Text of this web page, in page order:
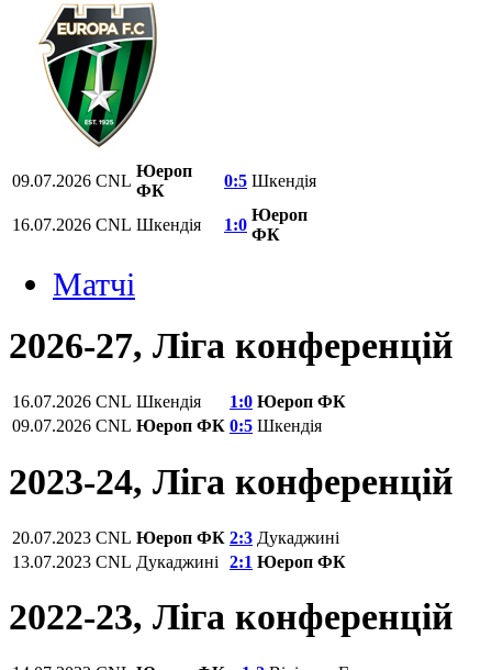
09.07.2026 CNL
Юероп
ФК
0:5 Шкендія
16.07.2026 CNL Шкендія 1:0
Юероп
ФК
Матчi
2026-27, Ліга конференцій
16.07.2026 CNL Шкендія 1:0 Юероп ФК
09.07.2026 CNL Юероп ФК 0:5 Шкендія
2023-24, Ліга конференцій
20.07.2023 CNL Юероп ФК 2:3 Дукаджині
13.07.2023 CNL Дукаджині 2:1 Юероп ФК
2022-23, Ліга конференцій